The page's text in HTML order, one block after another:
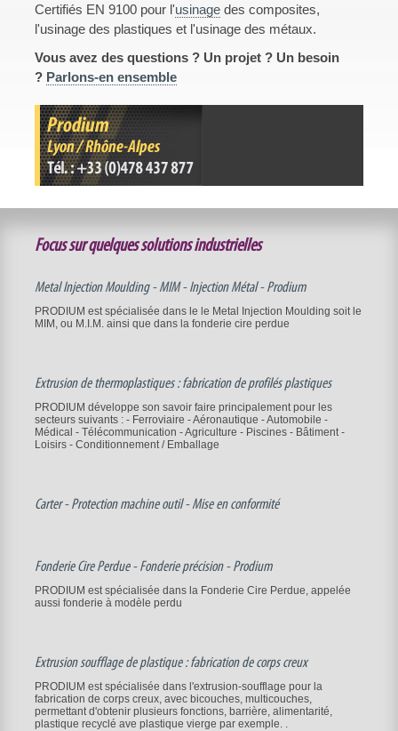
Certifiés EN 9100 pour l'usinage des composites,
l'usinage des plastiques et l'usinage des métaux.
Vous avez des questions ? Un projet ? Un besoin
? Parlons-en ensemble
Focus sur quelques solutions industrielles
Metal Injection Moulding - MIM - Injection Métal - Prodium
PRODIUM est spécialisée dans le le Metal Injection Moulding soit le
MIM, ou M.I.M. ainsi que dans la fonderie cire perdue
Extrusion de thermoplastiques : fabrication de profilés plastiques
PRODIUM développe son savoir faire principalement pour les
secteurs suivants : - Ferroviaire - Aéronautique - Automobile -
Médical - Télécommunication - Agriculture - Piscines - Bâtiment -
Loisirs - Conditionnement / Emballage
Carter - Protection machine outil - Mise en conformité
Fonderie Cire Perdue - Fonderie précision - Prodium
PRODIUM est spécialisée dans la Fonderie Cire Perdue, appelée
aussi fonderie à modèle perdu
Extrusion soufflage de plastique : fabrication de corps creux
PRODIUM est spécialisée dans l'extrusion-soufflage pour la
fabrication de corps creux, avec bicouches, multicouches,
permettant d'obtenir plusieurs fonctions, barrière, alimentarité,
plastique recyclé ave plastique vierge par exemple. .